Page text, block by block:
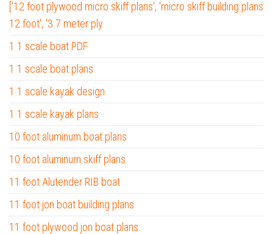
['12 foot plywood micro skiff plans', 'micro skiff building plans
12 foot', '3.7 meter ply
1 1 scale boat PDF
1 1 scale boat plans
1 1 scale kayak design
1 1 scale kayak plans
10 foot aluminum boat plans
10 foot aluminum skiff plans
11 foot Alutender RIB boat
11 foot jon boat building plans
11 foot plywood jon boat plans